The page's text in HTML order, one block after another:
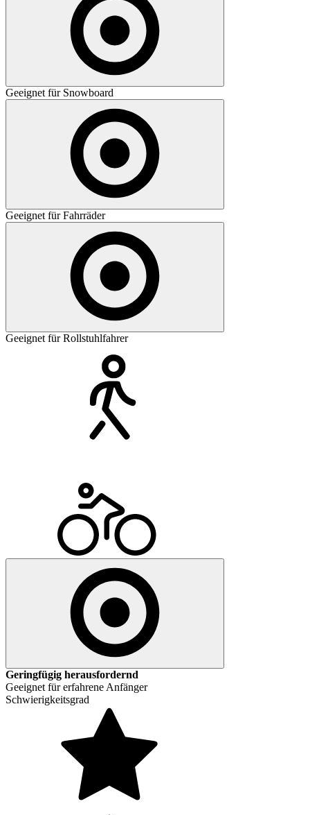
Geeignet für Snowboard
Geeignet für Fahrräder
Geeignet für Rollstuhlfahrer
Geringfügig herausfordernd
Geeignet für erfahrene Anfänger
Schwierigkeitsgrad